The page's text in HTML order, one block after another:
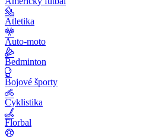
Atletika
Auto-moto
Bedminton
Bojové športy
Cyklistika
Florbal